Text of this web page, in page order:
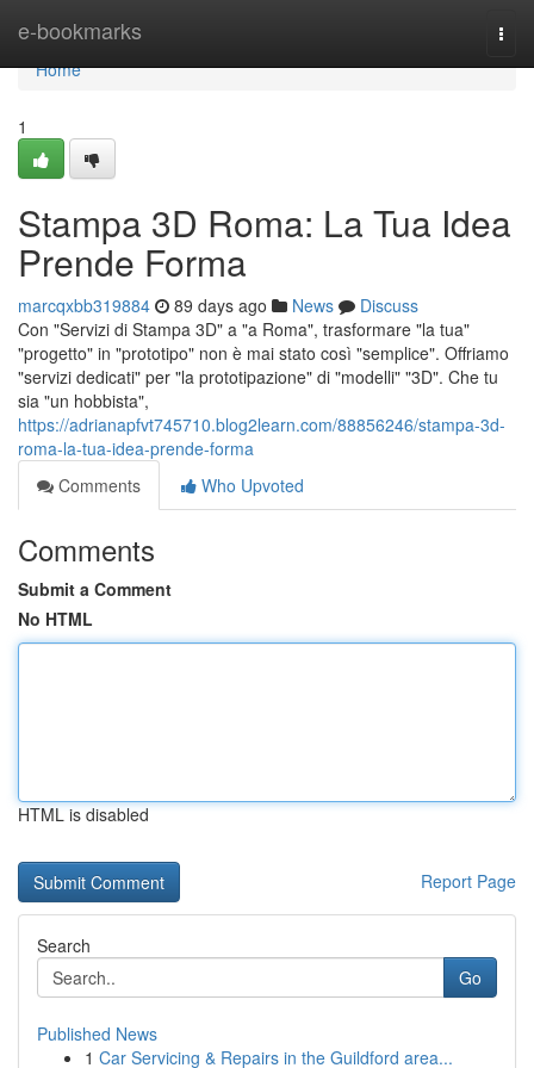
e-bookmarks
Home
Home
1
Stampa 3D Roma: La Tua Idea
Prende Forma
marcqxbb319884 89 days ago News
Discuss
Con "Servizi di Stampa 3D" a "a Roma", trasformare "la tua"
"progetto" in "prototipo" non è mai stato così "semplice". Offriamo
"servizi dedicati" per "la prototipazione" di "modelli" "3D". Che tu
sia "un hobbista",
https://adrianapfvt745710.blog2learn.com/88856246/stampa-3d-
roma-la-tua-idea-prende-forma
Comments
Who Upvoted
Comments
Submit a Comment
No HTML
HTML is disabled
Report Page
Search
Go
Published News
1 Car Servicing & Repairs in the Guildford area...